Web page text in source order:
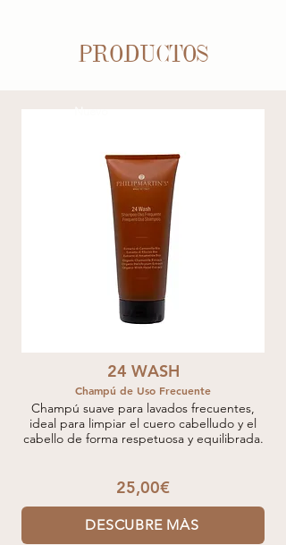
PRODUCTOS
Nuevo
24 WASH
Champú de Uso Frecuente
Champú suave para lavados frecuentes,
ideal para limpiar el cuero cabelludo y el
cabello de forma respetuosa y equilibrada.
25,00€
DESCUBRE MÁS